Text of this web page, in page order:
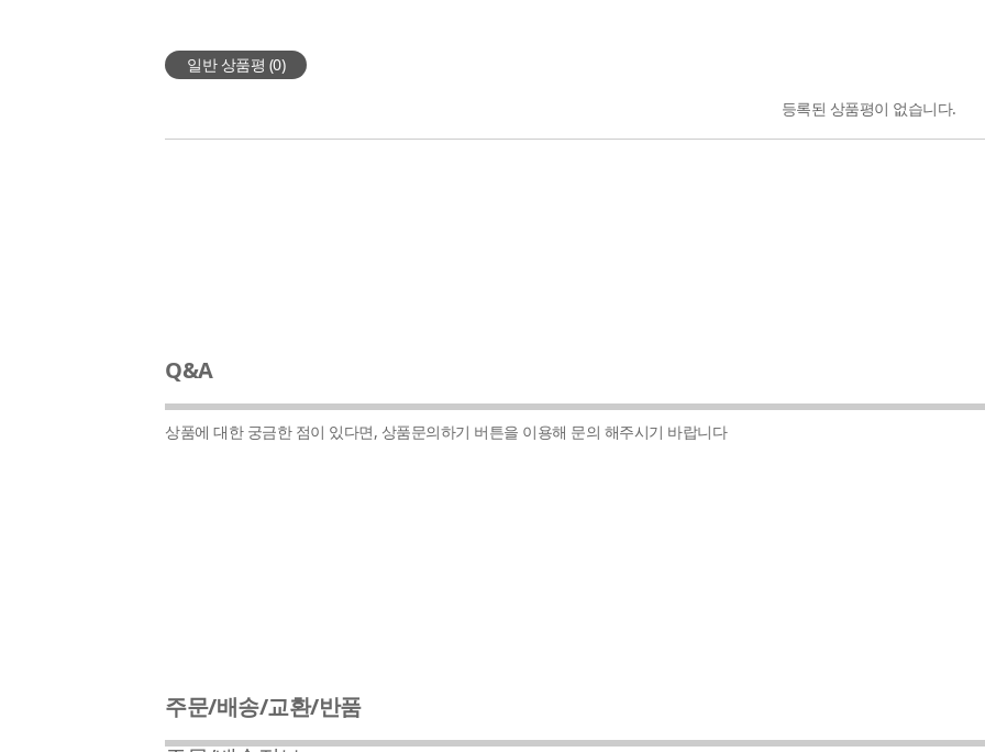
일반 상품평 (0)
등록된 상품평이 없습니다.
Q&A
상품에 대한 궁금한 점이 있다면, 상품문의하기 버튼을 이용해 문의 해주시기 바랍니다
주문/배송/교환/반품